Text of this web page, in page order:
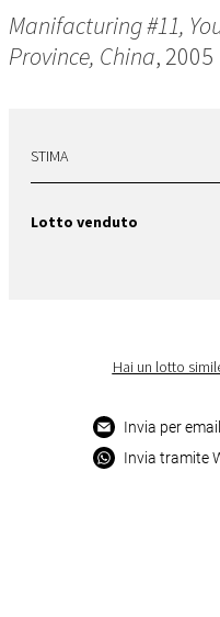
Manifacturing #11,
Province, China, 2005
STIMA
Lotto venduto
Hai un lotto
Invia per email
Invia tramite